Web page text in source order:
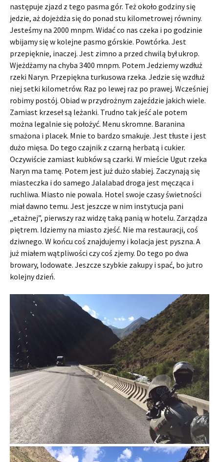
następuje zjazd z tego pasma gór. Też około godziny się
jedzie, aż dojeżdża się do ponad stu kilometrowej równiny.
Jesteśmy na 2000 mnpm. Widać co nas czeka i po godzinie
wbijamy się w kolejne pasmo górskie. Powtórka. Jest
przepięknie, inaczej. Jest zimno a przed chwilą był ukrop.
Wjeżdżamy na chyba 3400 mnpm. Potem Jedziemy wzdłuż
rzeki Naryn. Przepiękna turkusowa rzeka. Jedzie się wzdłuż
niej setki kilometrów. Raz po lewej raz po prawej. Wcześniej
robimy postój. Obiad w przydrożnym zajeździe jakich wiele.
Zamiast krzeseł są leżanki. Trudno tak jeść ale potem
można legalnie się położyć. Menu skromne. Baranina
smażona i placek. Mnie to bardzo smakuje. Jest tłuste i jest
dużo mięsa. Do tego czajnik z czarną herbatą i cukier.
Oczywiście zamiast kubków są czarki. W mieście Ugut rzeka
Naryn ma tamę. Potem jest już dużo słabiej. Zaczynają się
miasteczka i do samego Jalalabad droga jest męcząca i
ruchliwa. Miasto nie powala. Hotel swoje czasy świetności
miał dawno temu. Jest jeszcze w nim instytucja pani
„etażnej”, pierwszy raz widzę taką panią w hotelu. Zarządza
piętrem. Idziemy na miasto zjeść. Nie ma restauracji, coś
dziwnego. W końcu coś znajdujemy i kolacja jest pyszna. A
już miałem wątpliwości czy coś zjemy. Do tego po dwa
browary, lodowate. Jeszcze szybkie zakupy i spać, bo jutro
kolejny dzień.